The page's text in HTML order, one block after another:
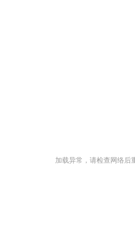
加载异常，请检查网络后